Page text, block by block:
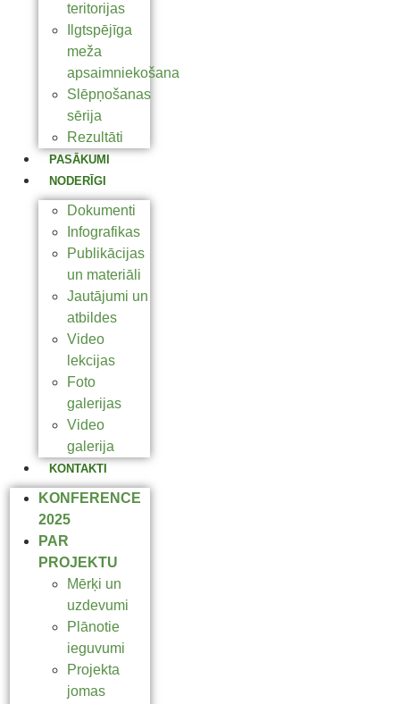
teritorijas
Ilgtspējīga
meža
apsaimniekošana
Slēpņošanas
sērija
Rezultāti
PASĀKUMI
NODERĪGI
Dokumenti
Infografikas
Publikācijas
un materiāli
Jautājumi un
atbildes
Video
lekcijas
Foto
galerijas
Video
galerija
KONTAKTI
KONFERENCE
2025
PAR
PROJEKTU
Mērķi un
uzdevumi
Plānotie
ieguvumi
Projekta
jomas